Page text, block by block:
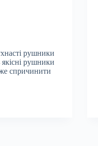
рушники
рушники
спричинити